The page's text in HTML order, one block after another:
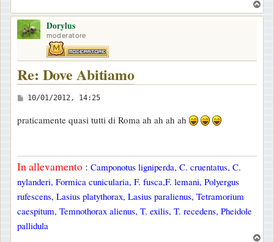
o
Dorylus
moderatore
Re: Dove Abitiamo
M
s
a
g
g
i
o
10/01/2012, 14:25
praticamente quasi tutti di Roma ah ah ah ah
In allevamento : Camponotus ligniperda, C. cruentatus, C.
nylanderi, Formica cunicularia, F. fusca,F. lemani, Polyergus
rufescens, Lasius platythorax, Lasius paralienus, Tetramorium
caespitum, Temnothorax alienus, T. exilis, T. recedens, Pheidole
pallidula